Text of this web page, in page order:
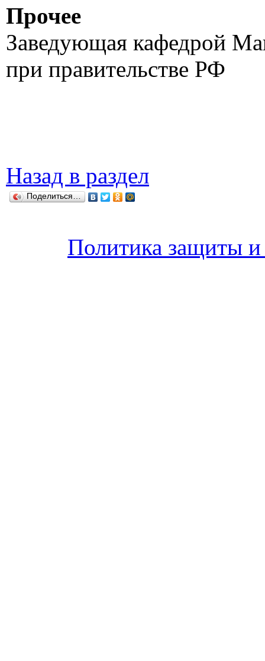
Прочее
Заведующая кафедрой
при правительстве РФ
Назад в раздел
Поделиться…
Политика защиты